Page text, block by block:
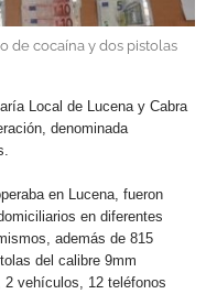
de cocaína y dos pistolas
Local de Lucena y Cabra
denominada
en Lucena, fueron
en diferentes
además de 815
del calibre 9mm
2 vehículos, 12 teléfonos